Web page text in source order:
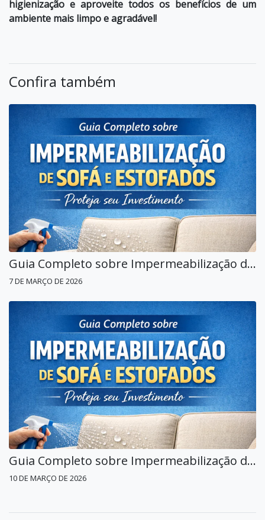
higienização e aproveite todos os benefícios de um
ambiente mais limpo e agradável!
Confira também
Guia Completo sobre Impermeabilização de Sofá e Estofados no Butantã: Proteja seu Investimento
7 DE MARÇO DE 2026
Guia Completo sobre Impermeabilização de Sofá e Estofados em Alphaville: Proteja seu Investimento
10 DE MARÇO DE 2026